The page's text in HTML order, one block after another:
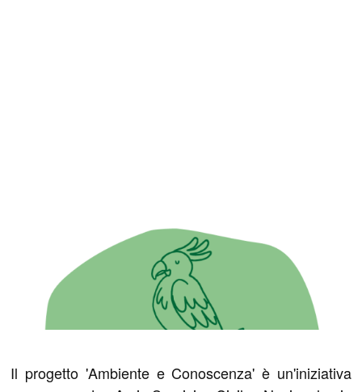
Il progetto 'Ambiente e Conoscenza' è un'iniziativa